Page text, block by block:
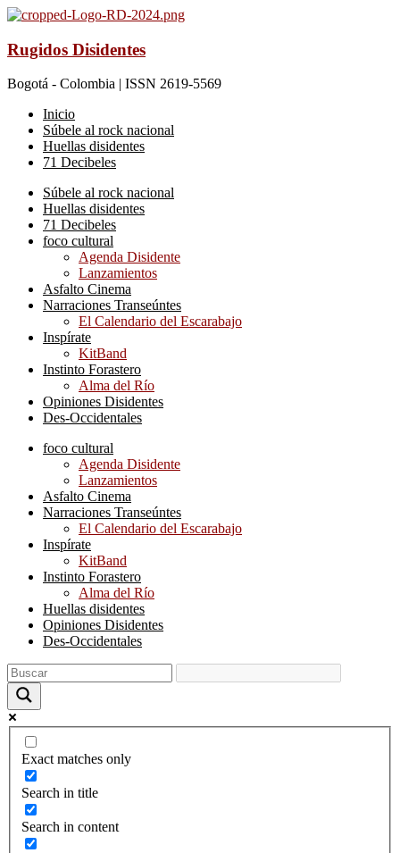
Rugidos Disidentes
Bogotá - Colombia | ISSN 2619-5569
Inicio
Súbele al rock nacional
Huellas disidentes
71 Decibeles
Súbele al rock nacional
Huellas disidentes
71 Decibeles
foco cultural
Agenda Disidente
Lanzamientos
Asfalto Cinema
Narraciones Transeúntes
El Calendario del Escarabajo
Inspírate
KitBand
Instinto Forastero
Alma del Río
Opiniones Disidentes
Des-Occidentales
foco cultural
Agenda Disidente
Lanzamientos
Asfalto Cinema
Narraciones Transeúntes
El Calendario del Escarabajo
Inspírate
KitBand
Instinto Forastero
Alma del Río
Huellas disidentes
Opiniones Disidentes
Des-Occidentales
Exact matches only
Search in title
Search in content